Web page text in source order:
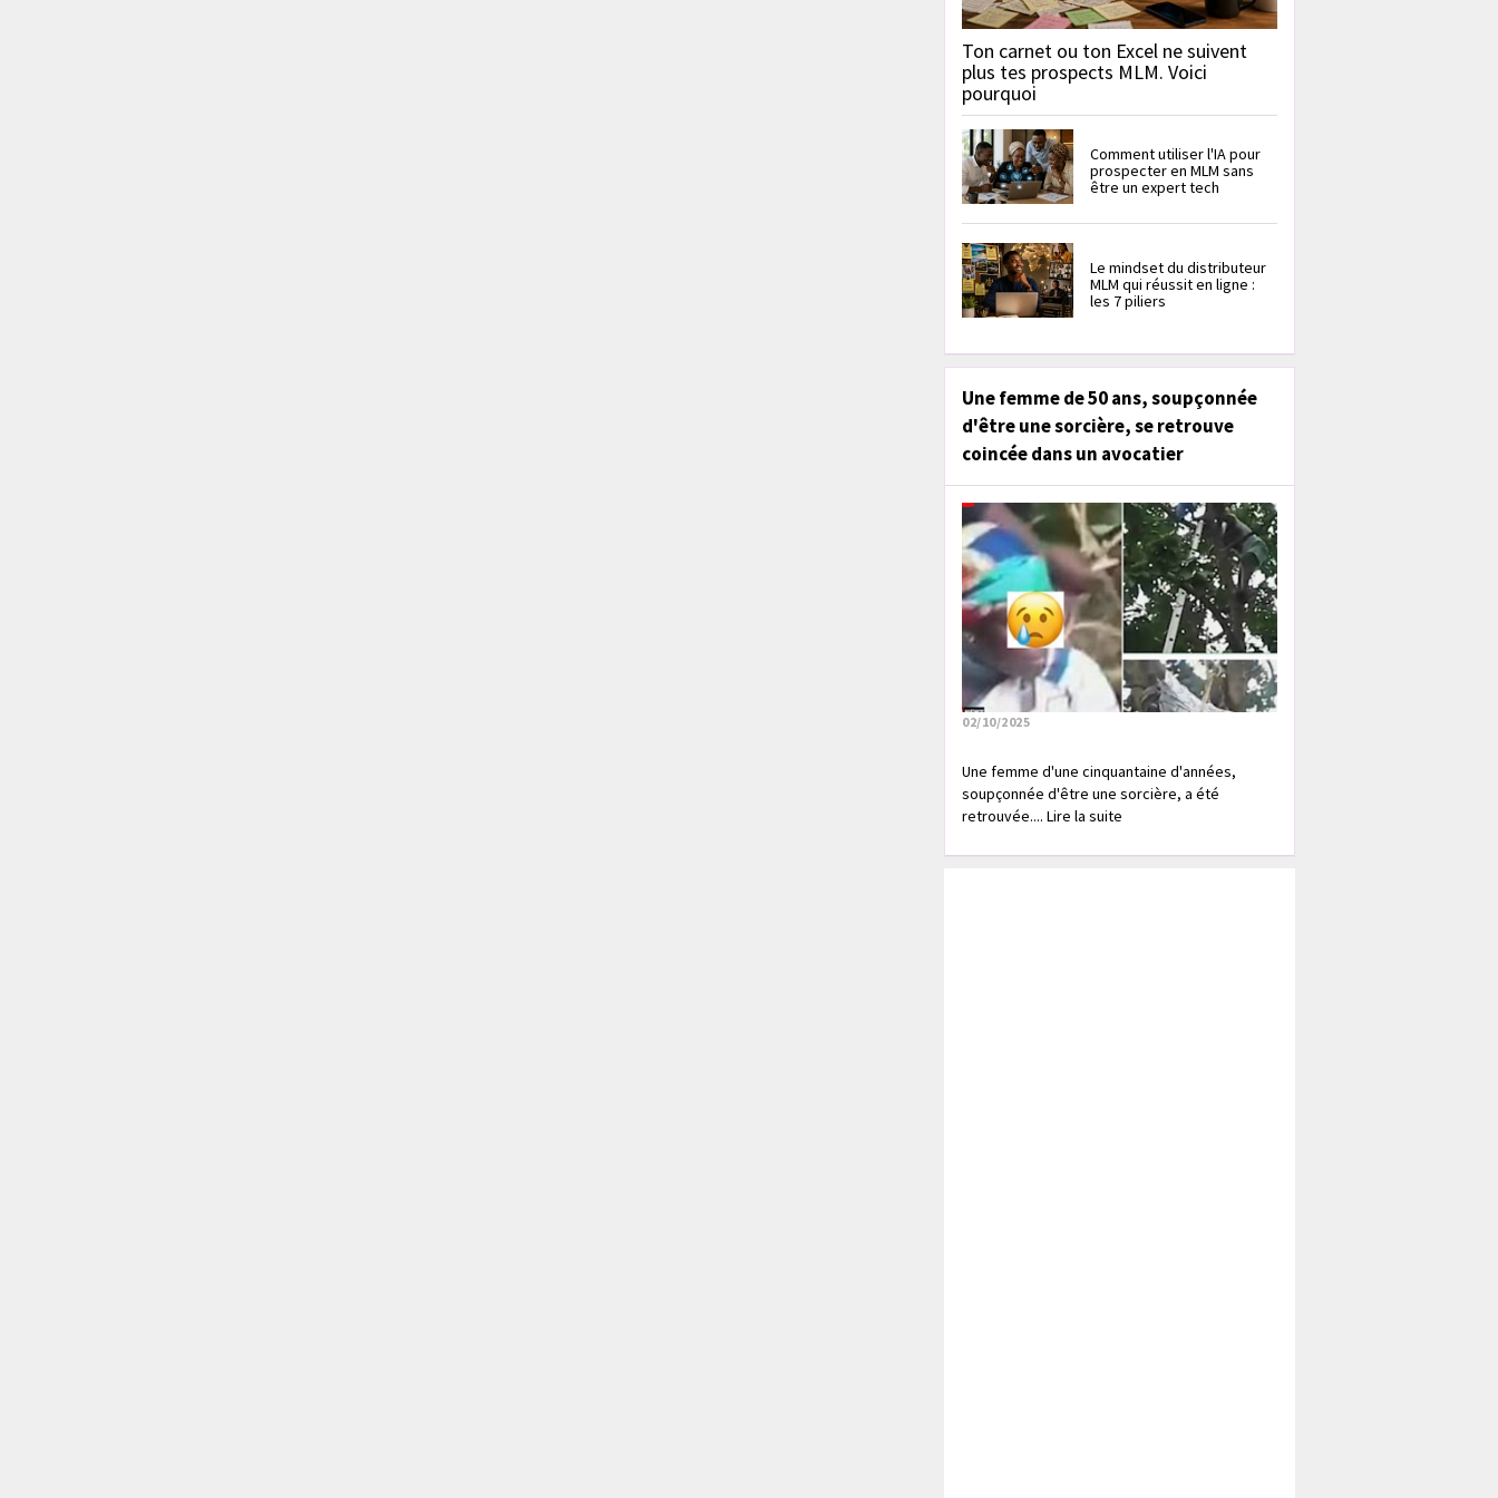
Ton carnet ou ton Excel ne suivent
plus tes prospects MLM. Voici
pourquoi
Comment utiliser l'IA pour
prospecter en MLM sans
être un expert tech
Le mindset du distributeur
MLM qui réussit en ligne :
les 7 piliers
Une femme de 50 ans, soupçonnée
d'être une sorcière, se retrouve
coincée dans un avocatier
02/10/2025
Une femme d'une cinquantaine d'années,
soupçonnée d'être une sorcière, a été
retrouvée.... Lire la suite